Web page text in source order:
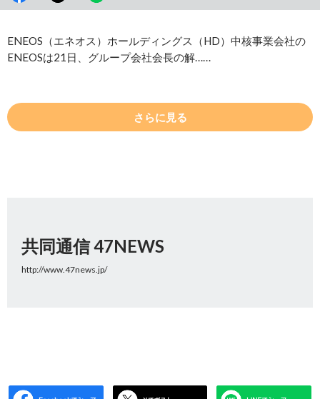
ENEOS（エネオス）ホールディングス（HD）中核事業会社の
ENEOSは21日、グループ会社会長の解……
さらに見る
共同通信 47NEWS
http://www.47news.jp/